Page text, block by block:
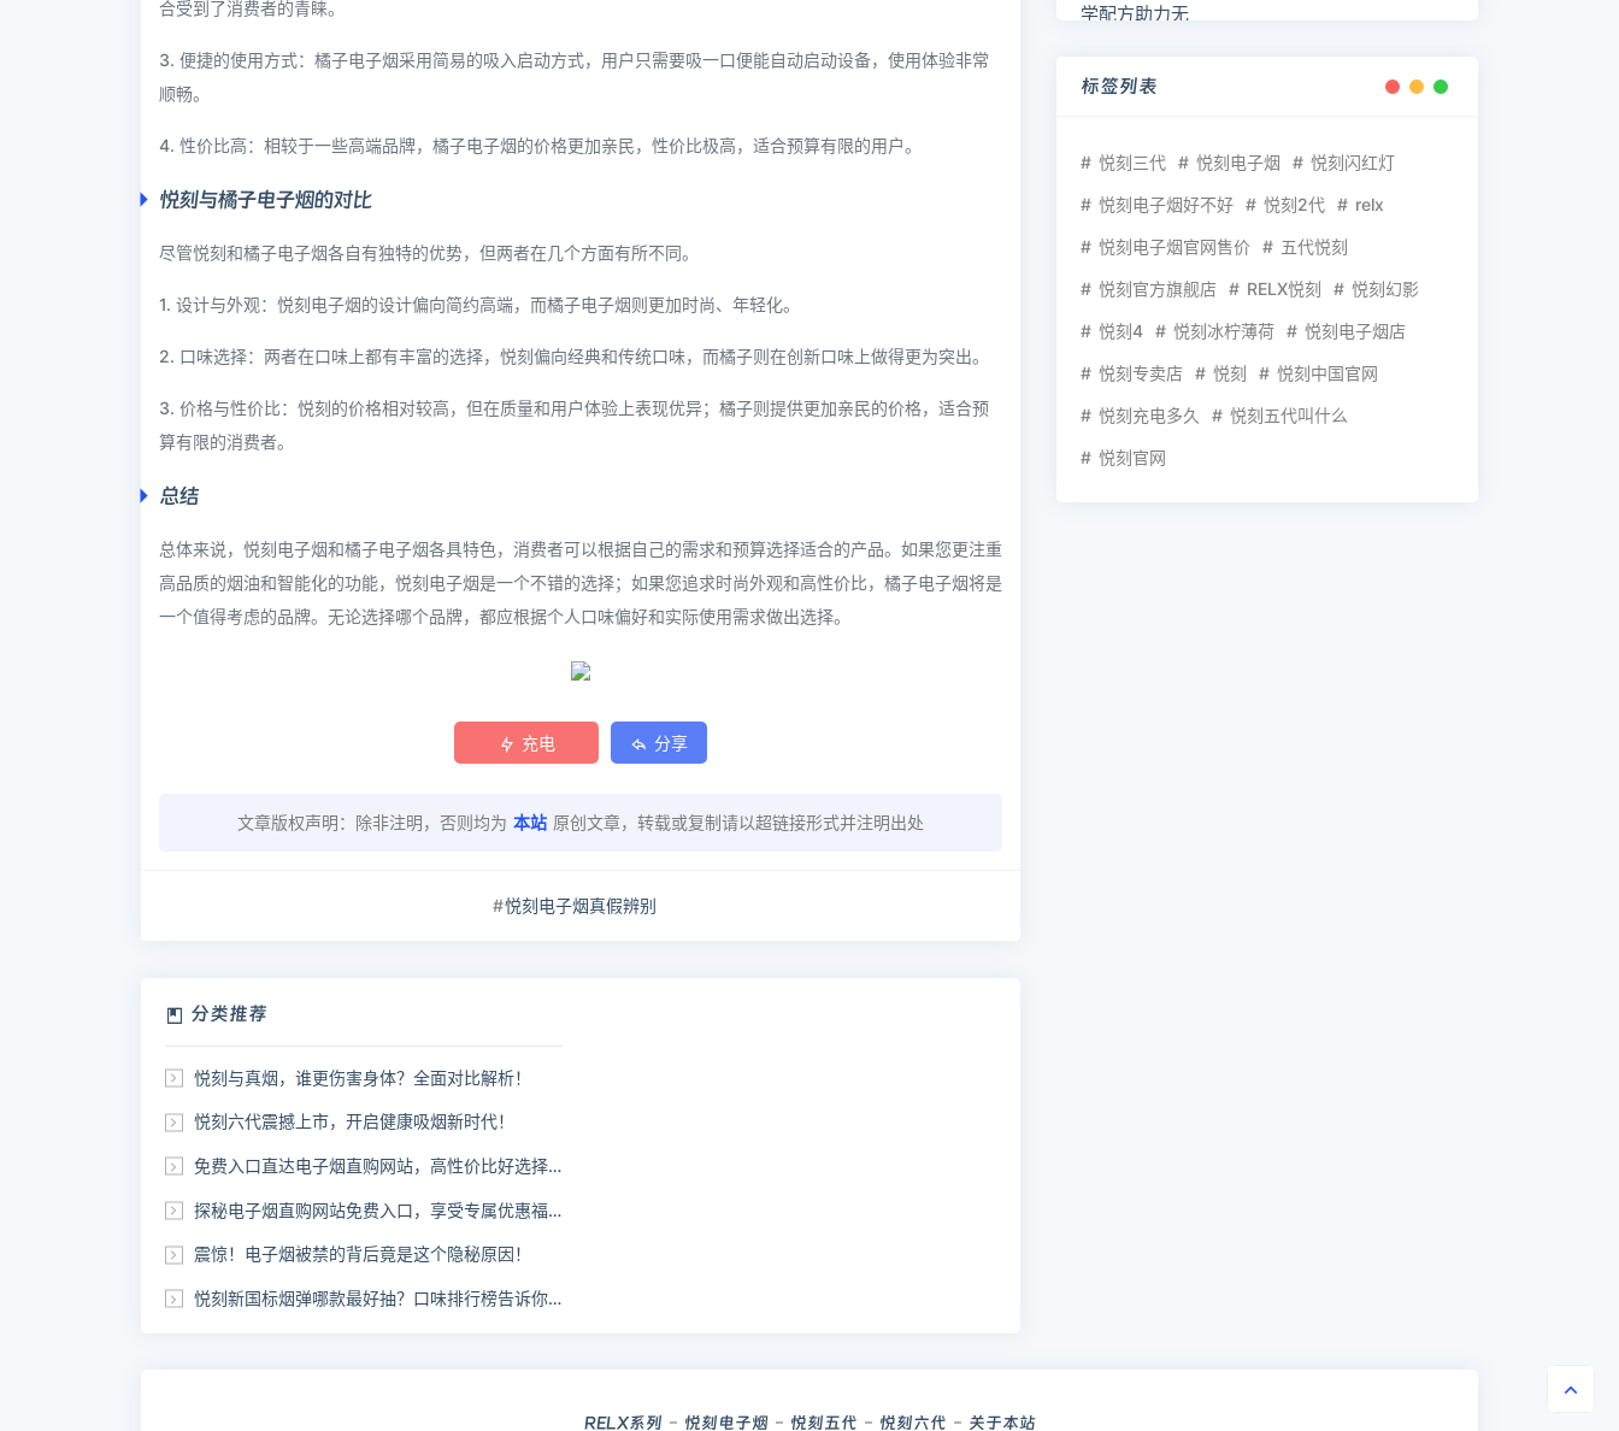
合受到了消费者的青睐。
3. 便捷的使用方式：橘子电子烟采用简易的吸入启动方式，用户只需要吸一口便能自动启动设备，使用体验非常
顺畅。
4. 性价比高：相较于一些高端品牌，橘子电子烟的价格更加亲民，性价比极高，适合预算有限的用户。
悦刻与橘子电子烟的对比
尽管悦刻和橘子电子烟各自有独特的优势，但两者在几个方面有所不同。
1. 设计与外观：悦刻电子烟的设计偏向简约高端，而橘子电子烟则更加时尚、年轻化。
2. 口味选择：两者在口味上都有丰富的选择，悦刻偏向经典和传统口味，而橘子则在创新口味上做得更为突出。
3. 价格与性价比：悦刻的价格相对较高，但在质量和用户体验上表现优异；橘子则提供更加亲民的价格，适合预
算有限的消费者。
总结
总体来说，悦刻电子烟和橘子电子烟各具特色，消费者可以根据自己的需求和预算选择适合的产品。如果您更注重
高品质的烟油和智能化的功能，悦刻电子烟是一个不错的选择；如果您追求时尚外观和高性价比，橘子电子烟将是
一个值得考虑的品牌。无论选择哪个品牌，都应根据个人口味偏好和实际使用需求做出选择。
充电 分享
文章版权声明：除非注明，否则均为 本站 原创文章，转载或复制请以超链接形式并注明出处
悦刻电子烟真假辨别
分类推荐
悦刻与真烟，谁更伤害身体？全面对比解析！
悦刻六代震撼上市，开启健康吸烟新时代！
免费入口直达电子烟直购网站，高性价比好选择！
探秘电子烟直购网站免费入口，享受专属优惠福利！
震惊！电子烟被禁的背后竟是这个隐秘原因！
悦刻新国标烟弹哪款最好抽？口味排行榜告诉你答案！
标签列表
悦刻三代 悦刻电子烟 悦刻闪红灯
悦刻电子烟好不好 悦刻2代 relx
悦刻电子烟官网售价 五代悦刻
悦刻官方旗舰店 RELX悦刻 悦刻幻影
悦刻4 悦刻冰柠薄荷 悦刻电子烟店
悦刻专卖店 悦刻 悦刻中国官网
悦刻充电多久 悦刻五代叫什么
悦刻官网
RELX系列 悦刻电子烟 悦刻五代 悦刻六代 关于本站